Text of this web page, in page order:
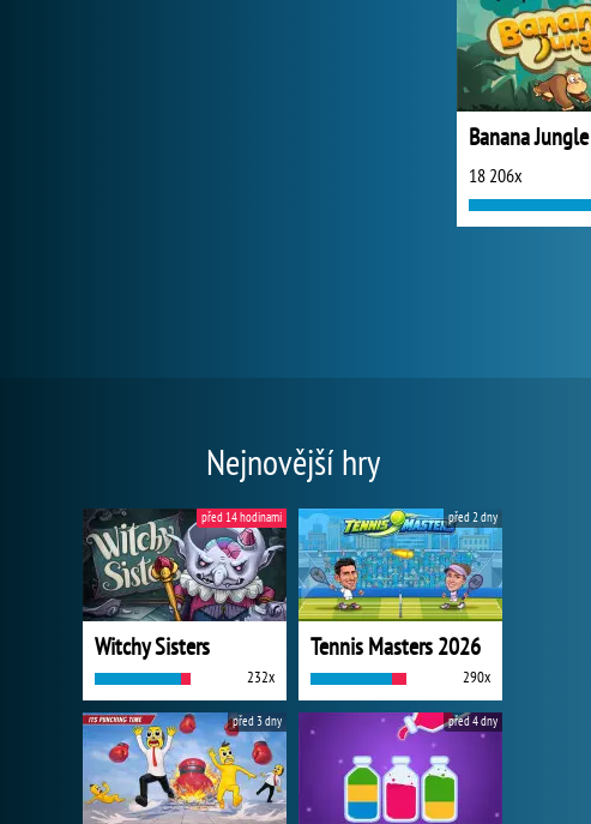
Banana Jungle
18 206x
Nejnovější hry
Witchy Sisters
232x
před 14 hodinami
Tennis Masters 2026
290x
před 2 dny
před 3 dny před 4 dny